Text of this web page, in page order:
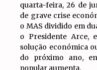
quarta-feira, 26 de
de grave crise
o MAS dividido em
o Presidente Arce,
solução económica
do próximo ano,
popular aumenta.